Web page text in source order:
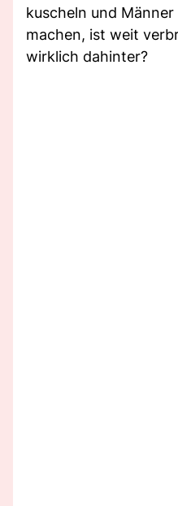
kuscheln und
machen, ist weit
wirklich dahinter?